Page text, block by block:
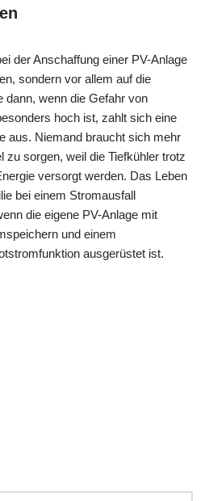
der Anschaffung einer PV-Anlage
sondern vor allem auf die
dann, wenn die Gefahr von
hoch ist, zahlt sich eine
aus. Niemand braucht sich mehr
zu sorgen, weil die Tiefkühler trotz
versorgt werden. Das Leben
bei einem Stromausfall
die eigene PV-Anlage mit
und einem
ausgerüstet ist.